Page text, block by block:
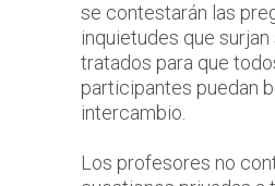
se contestarán las
inquietudes que
tratados para que
participantes puedan
intercambio.
Los profesores no